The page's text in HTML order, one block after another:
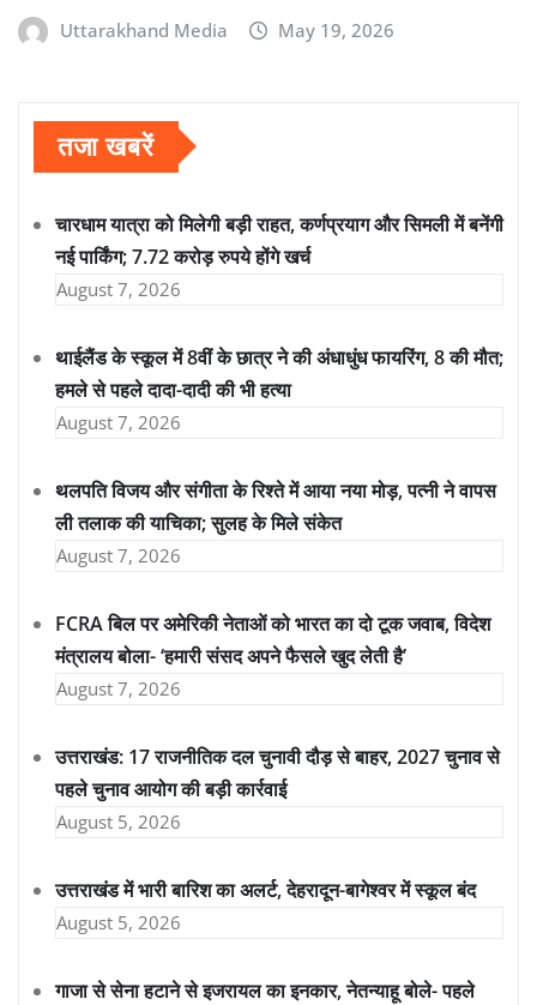
Uttarakhand Media May 19, 2026
तजा खबरें
चारधाम यात्रा को मिलेगी बड़ी राहत, कर्णप्रयाग और सिमली में बनेंगी
नई पार्किंग; 7.72 करोड़ रुपये होंगे खर्च
August 7, 2026
थाईलैंड के स्कूल में 8वीं के छात्र ने की अंधाधुंध फायरिंग, 8 की मौत;
हमले से पहले दादा-दादी की भी हत्या
August 7, 2026
थलपति विजय और संगीता के रिश्ते में आया नया मोड़, पत्नी ने वापस
ली तलाक की याचिका; सुलह के मिले संकेत
August 7, 2026
FCRA बिल पर अमेरिकी नेताओं को भारत का दो टूक जवाब, विदेश
मंत्रालय बोला- ‘हमारी संसद अपने फैसले खुद लेती है’
August 7, 2026
उत्तराखंड: 17 राजनीतिक दल चुनावी दौड़ से बाहर, 2027 चुनाव से
पहले चुनाव आयोग की बड़ी कार्रवाई
August 5, 2026
उत्तराखंड में भारी बारिश का अलर्ट, देहरादून-बागेश्वर में स्कूल बंद
August 5, 2026
गाजा से सेना हटाने से इजरायल का इनकार, नेतन्याहू बोले- पहले